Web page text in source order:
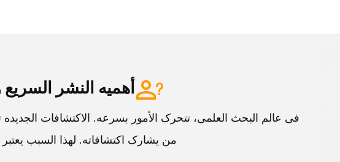
أهمیه النشر
فی عالم البحث العلمی، تتحرک الأمور بسرعه. الاکتشافات
من یشارک اکتشافاته. لهذا السبب